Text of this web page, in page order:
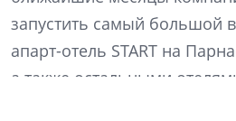
запустить самый большой
апарт-отель START на
а также остальными